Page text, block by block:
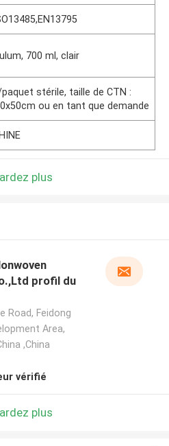
700 ml, clair
stérile, taille de CTN :
ou en tant que demande
plus
profil du
Road, Feidong
Area,
,China
vérifié
plus